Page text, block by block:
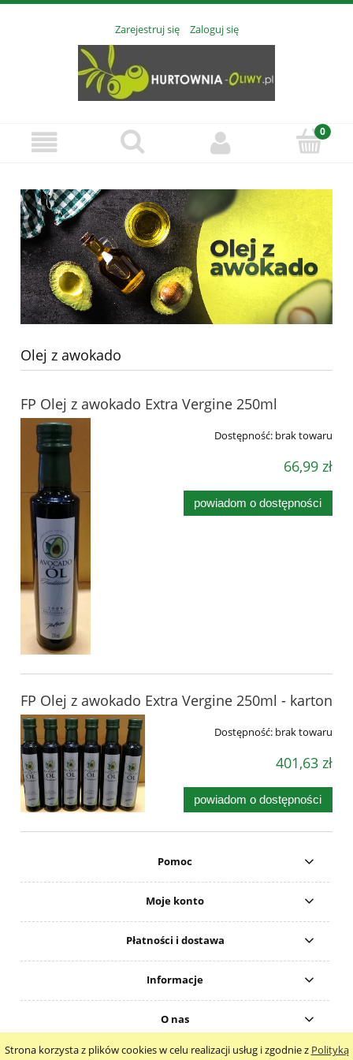
Strona korzysta z plików cookies w celu realizacji usług i zgodnie z Polityką
Zarejestruj się Zaloguj się
Olej z awokado
FP Olej z awokado Extra Vergine 250ml
Dostępność: brak towaru
66,99 zł
powiadom o dostępności
FP Olej z awokado Extra Vergine 250ml - karton
Dostępność: brak towaru
401,63 zł
powiadom o dostępności
Pomoc
Moje konto
Płatności i dostawa
Informacje
O nas